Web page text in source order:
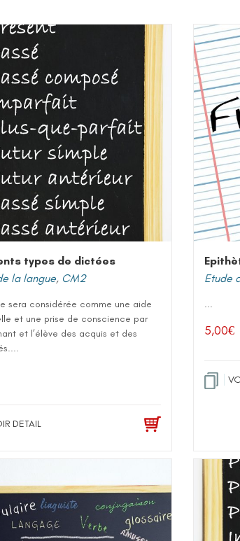
types de dictées
la langue, CM2
sera considérée comme une aide
et une prise de conscience par
et l’élève des acquis et des
DETAIL
Etude
...
5,00€